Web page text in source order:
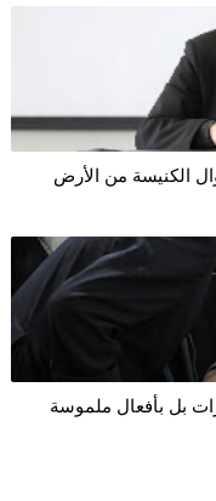
الكنيسة من الأرض
بل بأفعال ملموسة